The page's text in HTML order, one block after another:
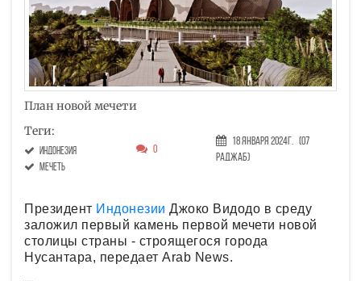
План новой мечети
Теги:
Индонезия
мечеть
0
18 Января 2024г. (07
Раджаб)
Президент Индонезии Джоко Видодо в среду
заложил первый камень первой мечети новой
столицы страны - строящегося города
Нусантара, передает Arab News.